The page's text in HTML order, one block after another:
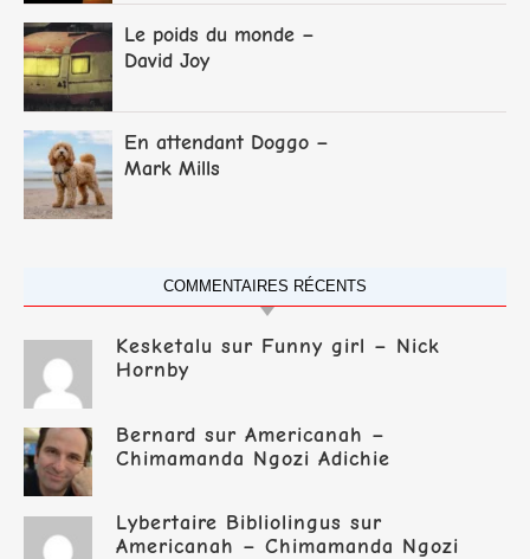
Le poids du monde –
David Joy
En attendant Doggo –
Mark Mills
COMMENTAIRES RÉCENTS
Kesketalu sur Funny girl – Nick
Hornby
Bernard sur Americanah –
Chimamanda Ngozi Adichie
Lybertaire Bibliolingus sur
Americanah – Chimamanda Ngozi